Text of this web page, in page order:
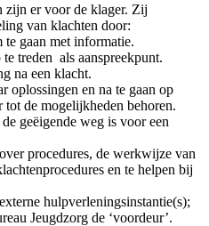
zijn er voor de klager. Zij
van klachten door:
gaan met informatie.
treden als aanspreekpunt.
na een klacht.
oplossingen en na te gaan op
de mogelijkheden behoren.
geëigende weg is voor een
procedures, de werkwijze van
en te helpen bij
hulpverleningsinstantie(s);
Jeugdzorg de ‘voordeur’.